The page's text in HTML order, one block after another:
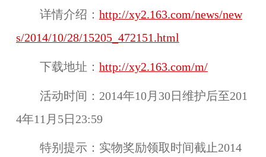
详情介绍： http://xy2.163.com/news/new
s/2014/10/28/15205_472151.html
下载地址： http://xy2.163.com/m/
活动时间： 2014年10月30日维护后至201
4年11月5日23:59
特别提示： 实物奖励领取时间截止2014